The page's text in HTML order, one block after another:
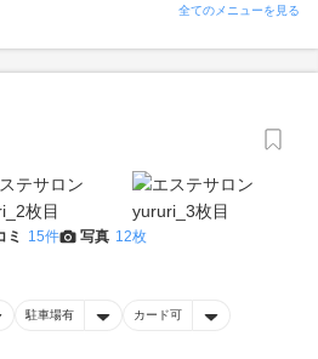
全てのメニューを見る
ミ 15件 写真 12枚
駐車場有 カード可